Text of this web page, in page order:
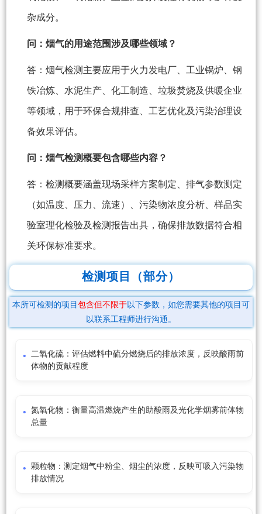
杂成分。
问：烟气的用途范围涉及哪些领域？
答：烟气检测主要应用于火力发电厂、工业锅炉、钢
铁冶炼、水泥生产、化工制造、垃圾焚烧及供暖企业
等领域，用于环保合规排查、工艺优化及污染治理设
备效果评估。
问：烟气检测概要包含哪些内容？
答：检测概要涵盖现场采样方案制定、排气参数测定
（如温度、压力、流速）、污染物浓度分析、样品实
验室理化检验及检测报告出具，确保排放数据符合相
关环保标准要求。
检测项目（部分）
本所可检测的项目 包含但不限于以下参数，如您需要其他的项目可
以联系工程师进行沟通。
二氧化硫：评估燃料中硫分燃烧后的排放浓度，反映酸雨前
体物的贡献程度
氮氧化物：衡量高温燃烧产生的助酸雨及光化学烟雾前体物
总量
颗粒物：测定烟气中粉尘、烟尘的浓度，反映可吸入污染物
排放情况